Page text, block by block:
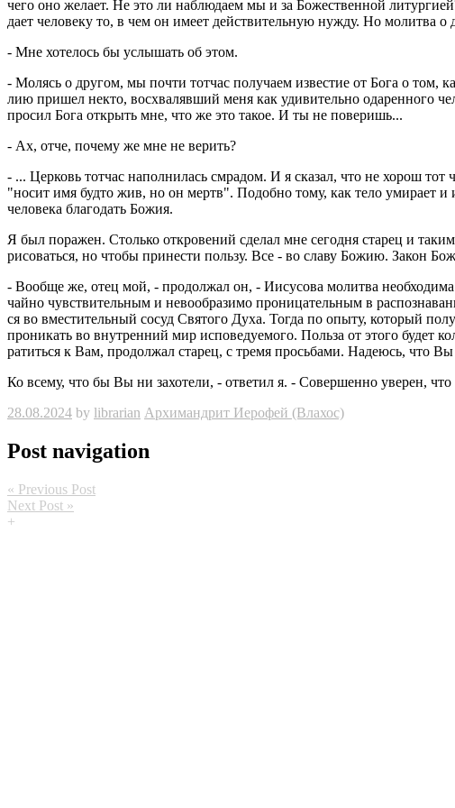
чего оно же­ла­ет. Не это ли на­блю­да­ем мы и за Бо­же­ствен­ной
дает че­ло­ве­ку то, в чем он имеет дей­стви­тель­ную нужду. Но мо­лит­ва
- Мне хо­те­лось бы услы­шать об этом.
- Мо­лясь о дру­гом, мы почти тот­час по­лу­ча­ем из­ве­стие от Бога о
лию при­шел некто, вос­хва­ляв­ший меня как уди­ви­тель­но ода­рен­но­го
про­сил Бога от­крыть мне, что же это такое. И ты не по­ве­ришь...
- Ах, отче, по­че­му же мне не ве­рить?
- ... Цер­ковь тот­час на­пол­ни­лась смра­дом. И я ска­зал, что не хорош
"носит имя будто жив, но он мертв". По­доб­но тому, как тело уми­ра­ет и
че­ло­ве­ка бла­го­дать Божия.
Я был по­ра­жен. Столь­ко от­кро­ве­ний сде­лал мне се­год­ня ста­рец и
ри­со­вать­ся, но чтобы при­не­сти поль­зу. Все - во славу Божию. Закон
- Во­об­ще же, отец мой, - про­дол­жал он, - Иису­со­ва мо­лит­ва
чай­но чув­стви­тель­ным и нево­об­ра­зи­мо про­ни­ца­тель­ным в
ся во вме­сти­тель­ный сосуд Свя­то­го Духа. Тогда по опыту, ко­то­рый
про­ни­кать во внут­рен­ний мир ис­по­ве­ду­е­мо­го. Поль­за от этого будет
ра­тить­ся к Вам, про­дол­жал ста­рец, с тремя прось­ба­ми. На­де­юсь, что
Ко всему, что бы Вы ни за­хо­те­ли, - от­ве­тил я. - Со­вер­шен­но уве­рен,
28.08.2024 by librarian Ар­хи­манд­рит Иеро­фей (Вла­хос)
Post navigation
« Previous Post
Next Post »
+